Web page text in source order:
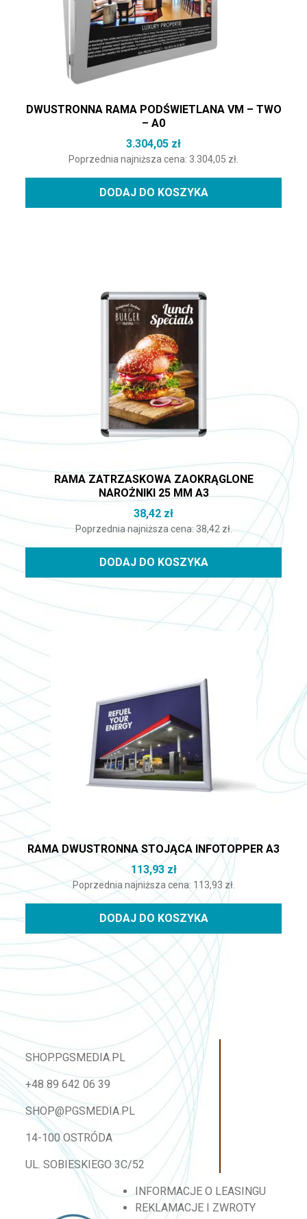
DWUSTRONNA RAMA PODŚWIETLANA VM – TWO
– A0
3.304,05 zł
Poprzednia najniższa cena: 3.304,05 zł
DODAJ DO KOSZYKA
RAMA ZATRZASKOWA ZAOKRĄGLONE
NAROŻNIKI 25 MM A3
38,42 zł
Poprzednia najniższa cena:38,42 zł.
DODAJ DO KOSZYKA
RAMA DWUSTRONNA STOJĄCA INFOTOPPER A3
113,93 zł
Poprzednia najniższa cena: 113,93 zł.
DODAJ DO KOSZYKA
SHOP.PGSMEDIA.PL
+48 89 642 06 39
SHOP@PGSMEDIA.PL
14-100 OSTRÓDA
UL. SOBIESKIEGO 3C/52
INFORMACJE O LEASINGU
REKLAMACJE I ZWROTY